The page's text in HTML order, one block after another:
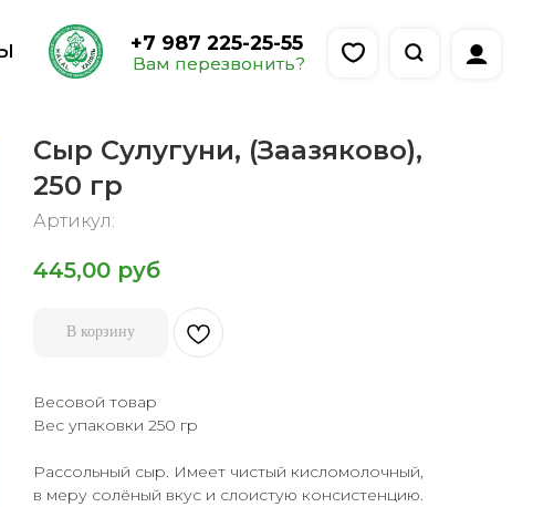
+7 987 225-25-55
Вам перезвонить?
Сыр Сулугуни, (Заазяково),
250 гр
Артикул:
445,00 руб
В корзину
Весовой товар
Вес упаковки 250 гр
Рассольный сыр. Имеет чистый кисломолочный,
в меру солёный вкус и слоистую консистенцию.